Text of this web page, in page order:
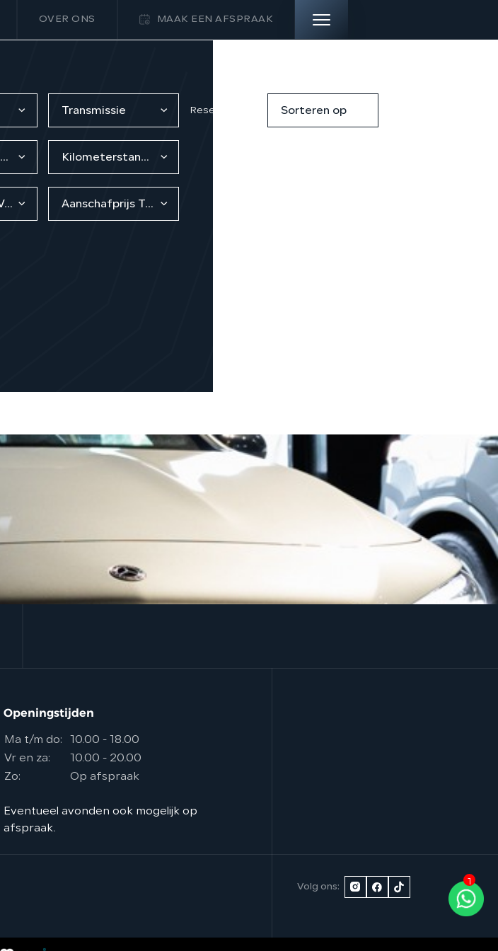
OVER ONS MAAK EEN AFSPRAAK
AANBOD
Transmissie
Kilometerstand van Kilometerstand tot
Aanschafprijs Van Aanschafprijs Tot
Reset filters Sorteren op
Openingstijden
Ma t/m do:
10.00 - 18.00
Vr en za:
10.00 - 20.00
Zo:
Op afspraak
Eventueel avonden ook mogelijk op
afspraak.
Volg ons: